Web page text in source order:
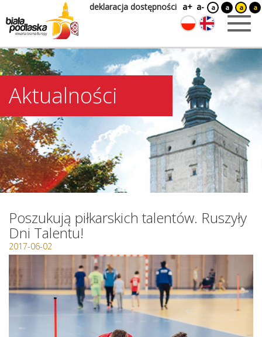
deklaracja dostępności a+ a- a a a a
Aktualności
Poszukują piłkarskich talentów. Ruszyły
Dni Talentu!
2017-06-02